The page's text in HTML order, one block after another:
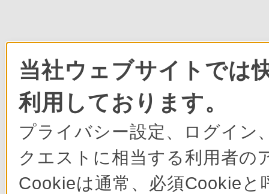
当社ウェブサイトでは
利用しております。
プライバシー設定、ログイン
クエストに相当する利用者の
Cookieは通常、必須Cookie